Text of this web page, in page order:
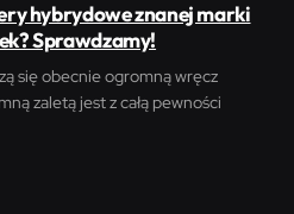
hybrydowe znanej marki
Sprawdzamy!
się obecnie ogromną wręcz
zaletą jest z całą pewności